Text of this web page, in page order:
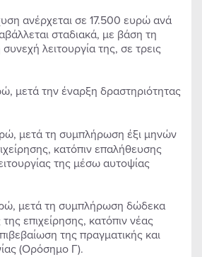
ανέρχεται σε 17.500 ευρώ ανά
σταδιακά, με βάση τη
λειτουργία της, σε τρεις
μετά την έναρξη δραστηριότητας
μετά τη συμπλήρωση έξι μηνών
κατόπιν επαλήθευσης
της μέσω αυτοψίας
μετά τη συμπλήρωση δώδεκα
επιχείρησης, κατόπιν νέας
της πραγματικής και
(Ορόσημο Γ).